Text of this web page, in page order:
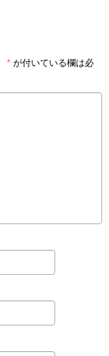
* が付いている欄は必